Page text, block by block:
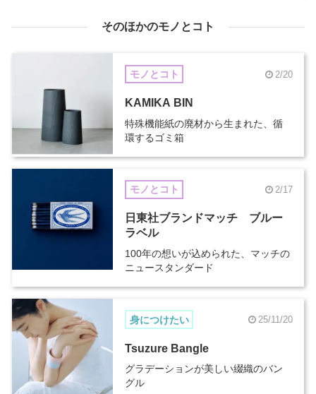
そのほかのモノとコト
モノとコト 2/20
KAMIKA BIN
特殊機能紙の廃材から生まれた、循
環するゴミ箱
モノとコト 2/17
日東社ブランドマッチ ブルー
ラベル
100年の想いが込められた、マッチの
ニュースタンダード
身につけたい 25/11/20
Tsuzure Bangle
グラデーションが美しい綴織のバン
グル